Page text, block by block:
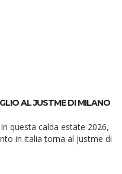
AL JUSTME DI MILANO
in italia torna al justme di